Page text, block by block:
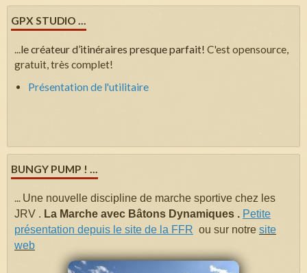
GPX STUDIO ...
...le créateur d’itinéraires presque parfait! C'est opensource,
gratuit, très complet!
Présentation de l'utilitaire
BUNGY PUMP ! ...
... Une nouvelle discipline de marche sportive chez les
JRV . La Marche avec Bâtons Dynamiques . Petite
présentation depuis le site de la FFR ou sur notre site
web